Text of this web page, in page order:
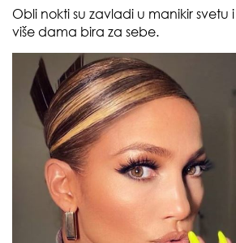
Obli nokti su zavladi u manikir svetu
više dama bira za sebe.